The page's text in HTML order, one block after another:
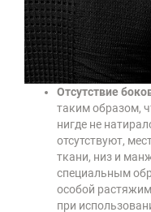
Отсутствие
таким образом,
нигде не
отсутствуют,
ткани, низ и
специальным
особой
при